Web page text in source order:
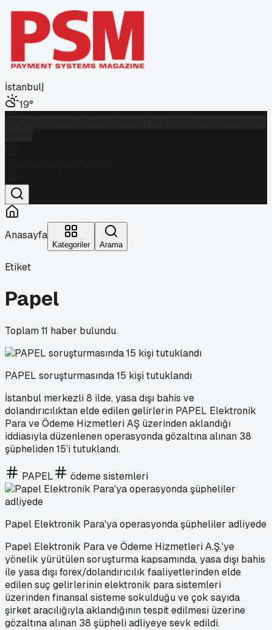
İstanbul|
19°
Anasayfa
Kategoriler Arama
Etiket
Papel
Toplam11 haber bulundu.
PAPEL soruşturmasında 15 kişi tutuklandı
İstanbul merkezli 8 ilde, yasa dışı bahis ve
dolandırıcılıktan elde edilen gelirlerin PAPEL Elektronik
Para ve Ödeme Hizmetleri AŞ üzerinden aklandığı
iddiasıyla düzenlenen operasyonda gözaltına alınan 38
şüpheliden 15’i tutuklandı.
PAPEL ödeme sistemleri
Papel Elektronik Para'ya operasyonda şüpheliler adliyede
Papel Elektronik Para ve Ödeme Hizmetleri A.Ş.'ye
yönelik yürütülen soruşturma kapsamında, yasa dışı bahis
ile yasa dışı forex/dolandırıcılık faaliyetlerinden elde
edilen suç gelirlerinin elektronik para sistemleri
üzerinden finansal sisteme sokulduğu ve çok sayıda
şirket aracılığıyla aklandığının tespit edilmesi üzerine
gözaltına alınan 38 şüpheli adliyeye sevk edildi.